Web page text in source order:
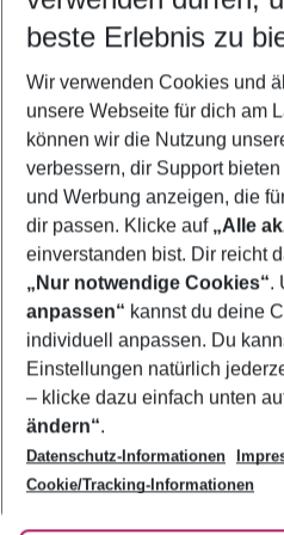
5-8
2 Erwachsene Keine Kinder
Mehr Filter
Footer
Footer navigation
Über uns
AGB
Bestpreisgarantie
Cookie-Einstellungen ändern
Cookie-Richtlinie
Agenturbetreuung
Barrierefreies Reisen
Folge uns
beste Erlebnis zu
Wir verwenden Cookies und
unsere Webseite für dich am
können wir die Nutzung
verbessern, dir Support
und Werbung anzeigen, die
dir passen. Klicke auf „Alle
einverstanden bist. Dir reicht
„Nur notwendige Cookies“.
anpassen“ kannst du deine
individuell anpassen. Du
Einstellungen natürlich
– klicke dazu einfach unten
ändern“.
Datenschutz-Informationen
Cookie/Tracking-Informationen